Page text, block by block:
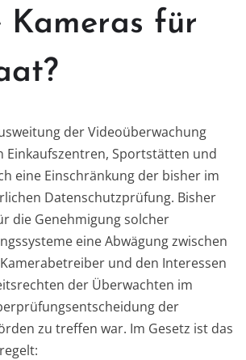
Kameras für
der Videoüberwachung
Einkaufszentren, Sportstätten und
eine Einschränkung der bisher im
Datenschutzprüfung. Bisher
die Genehmigung solcher
eine Abwägung zwischen
und den Interessen
der Überwachten im
der
zu treffen war. Im Gesetz ist das